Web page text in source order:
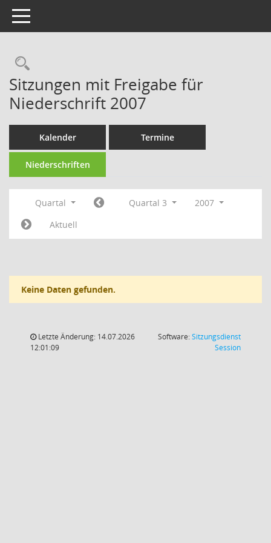
Toggle navigation
Rechercheauswahl
Sitzungen mit Freigabe für
Niederschrift 2007
Kalender Termine
Niederschriften
Quartal Quartal 3
2007
Aktuell
Keine Daten gefunden.
Letzte Änderung: 14.07.2026
12:01:09
Software:Sitzungsdienst
Session(Wird in